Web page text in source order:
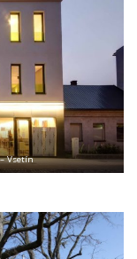
Vsetín